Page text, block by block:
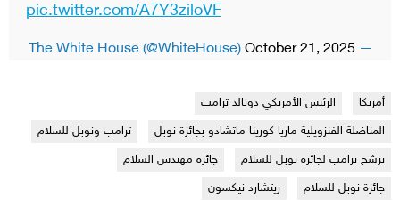
pic.twitter.com/A7Y3ziloVF
— The White House (@WhiteHouse)
October 21, 2025
أمريكا
الرئيس الأمريكي دونالد ترامب
المناضلة الفنزويلية ماريا كورينا ماتشادو بجائزة نوبل
ترامب ونوبل للسلام
ترشح ترامب لجائزة نوبل للسلام
جائزة مهندس السلام
جائزة نوبل للسلام
ريتشارد نيكسون